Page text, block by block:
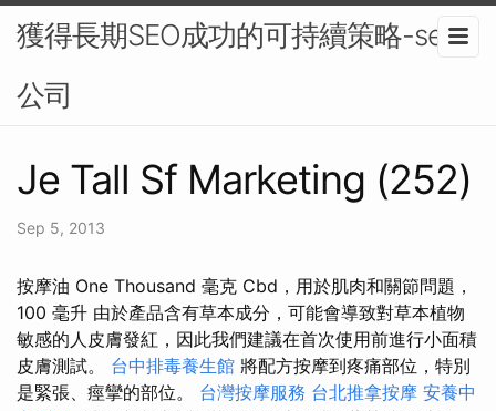
獲得長期SEO成功的可持續策略-seo
公司
Je Tall Sf Marketing (252)
Sep 5, 2013
按摩油 One Thousand 毫克 Cbd，用於肌肉和關節問題，
100 毫升 由於產品含有草本成分，可能會導致對草本植物
敏感的人皮膚發紅，因此我們建議在首次使用前進行小面積
皮膚測試。 台中排毒養生館 將配方按摩到疼痛部位，特別
是緊張、痙攣的部位。 台灣按摩服務 台北推拿按摩 安養中